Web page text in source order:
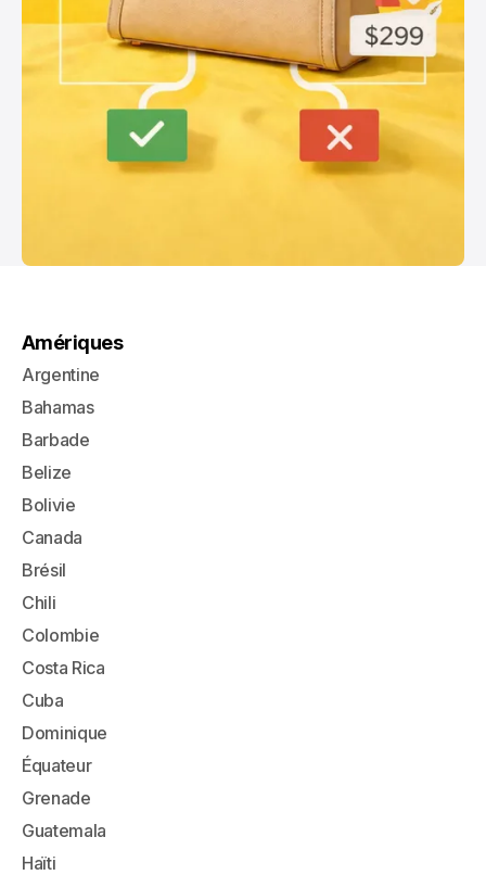
Amériques
Argentine
Bahamas
Barbade
Belize
Bolivie
Canada
Brésil
Chili
Colombie
Costa Rica
Cuba
Dominique
Équateur
Grenade
Guatemala
Haïti